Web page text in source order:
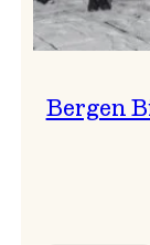
Bergen